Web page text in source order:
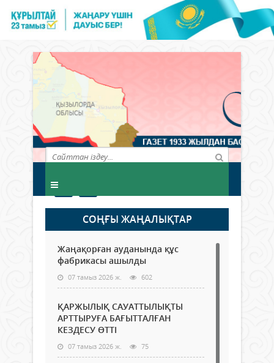
СОҢҒЫ ЖАҢАЛЫҚТАР
Жаңақорған ауданында құс
фабрикасы ашылды
07 тамыз 2026 ж. 602
ҚАРЖЫЛЫҚ САУАТТЫЛЫҚТЫ
АРТТЫРУҒА БАҒЫТТАЛҒАН
КЕЗДЕСУ ӨТТІ
07 тамыз 2026 ж. 75